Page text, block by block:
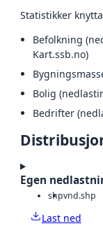
Statistikker
Befolkning
Kart.ssb.no)
Bolig
Bedrifter
Egen
shpvnd.shp
Last ned